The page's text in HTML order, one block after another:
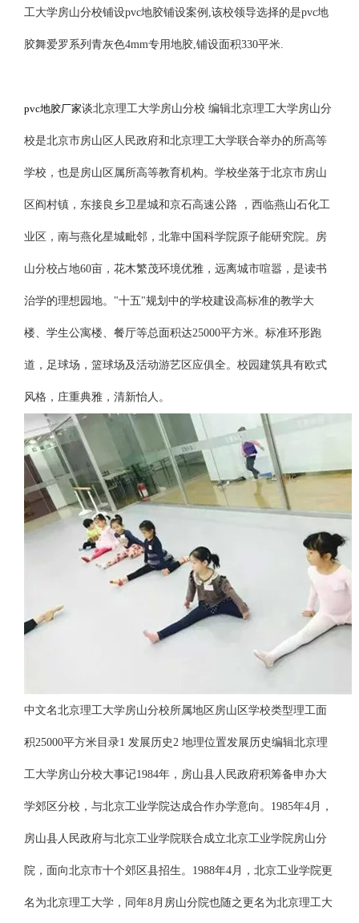
工大学房山分校铺设pvc地胶铺设案例,该校领导选择的是pvc地
胶舞爱罗系列青灰色4mm专用地胶,铺设面积330平米.
pvc地胶厂家谈北京理工大学房山分校 编辑北京理工大学房山分
校是北京市房山区人民政府和北京理工大学联合举办的所高等
学校，也是房山区属所高等教育机构。学校坐落于北京市房山
区阎村镇，东接良乡卫星城和京石高速公路 ，西临燕山石化工
业区，南与燕化星城毗邻，北靠中国科学院原子能研究院。房
山分校占地60亩，花木繁茂环境优雅，远离城市喧嚣，是读书
治学的理想园地。"十五"规划中的学校建设高标准的教学大
楼、学生公寓楼、餐厅等总面积达25000平方米。标准环形跑
道，足球场，篮球场及活动游艺区应俱全。校园建筑具有欧式
风格，庄重典雅，清新怡人。
中文名北京理工大学房山分校所属地区房山区学校类型理工面
积25000平方米目录1 发展历史2 地理位置发展历史编辑北京理
工大学房山分校大事记1984年，房山县人民政府积筹备申办大
学郊区分校，与北京工业学院达成合作办学意向。1985年4月，
房山县人民政府与北京工业学院联合成立北京工业学院房山分
院，面向北京市十个郊区县招生。1988年4月，北京工业学院更
名为北京理工大学，同年8月房山分院也随之更名为北京理工大